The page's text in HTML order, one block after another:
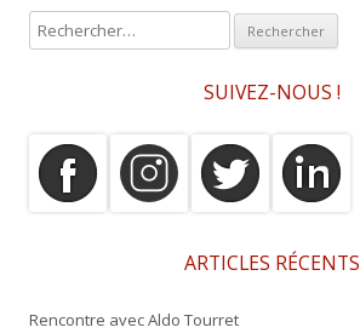
e
SUIVEZ-NOUS !
ARTICLES RÉCENTS
Rencontre avec Aldo Tourret